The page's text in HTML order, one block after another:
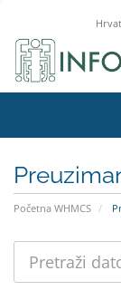
Početna WHMCS